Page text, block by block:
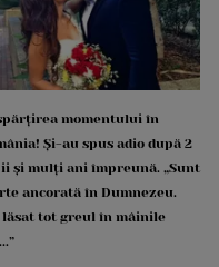
momentului în
Și-au spus adio după 2
și mulți ani împreună. „Sunt
ancorată în Dumnezeu.
lăsat tot greul în mâinile